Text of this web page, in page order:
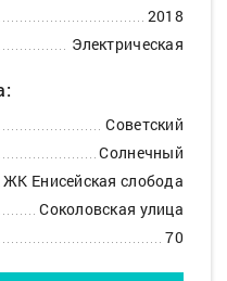
2018
Электрическая
Советский
Солнечный
ЖК Енисейская слобода
Соколовская улица
70